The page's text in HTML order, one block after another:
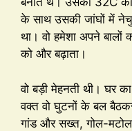
के साथ उसकी जांघों में
था। वो हमेशा अपने बालों
को और बढ़ाता।
वो बड़ी मेहनती थी। घर
वक्त वो घुटनों के बल
गांड और सख्त, गोल-